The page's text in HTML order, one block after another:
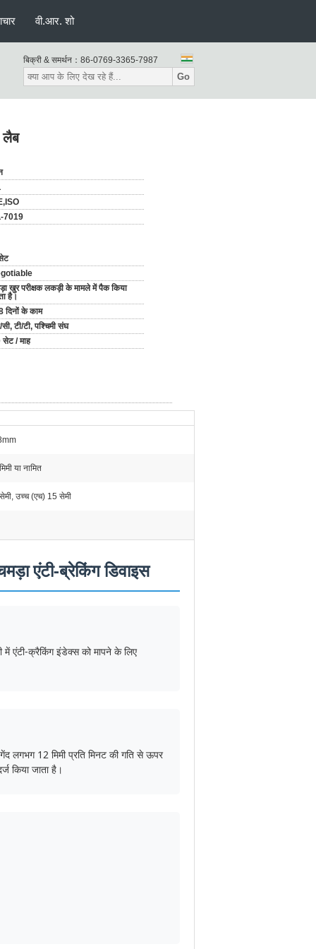
वी.आर. शो
बिक्री & समर्थन： 86-0769-3365-7987
Go
लैब
7019
खुर परीक्षक लकड़ी के मामले में पैक किया
है।
दिनों के काम
टी/टी, पश्चिमी संघ
सेट / माह
या नामित
उच्च (एच) 15 सेमी
एंटी-ब्रेकिंग डिवाइस
एंटी-क्रैकिंग इंडेक्स को मापने के लिए
लगभग 12 मिमी प्रति मिनट की गति से ऊपर
किया जाता है।